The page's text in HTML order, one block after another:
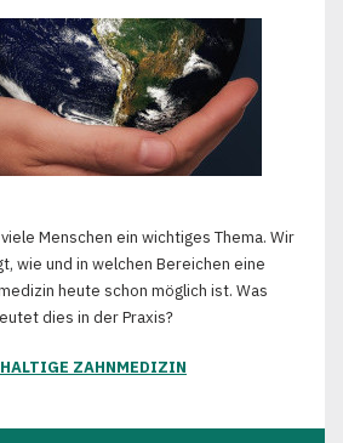
Menschen ein wichtiges Thema. Wir
wie und in welchen Bereichen eine
heute schon möglich ist. Was
dies in der Praxis?
ZAHNMEDIZIN